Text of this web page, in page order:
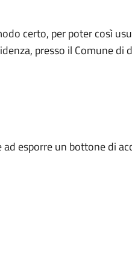
certo, per poter così
presso il Comune di
esporre un bottone di